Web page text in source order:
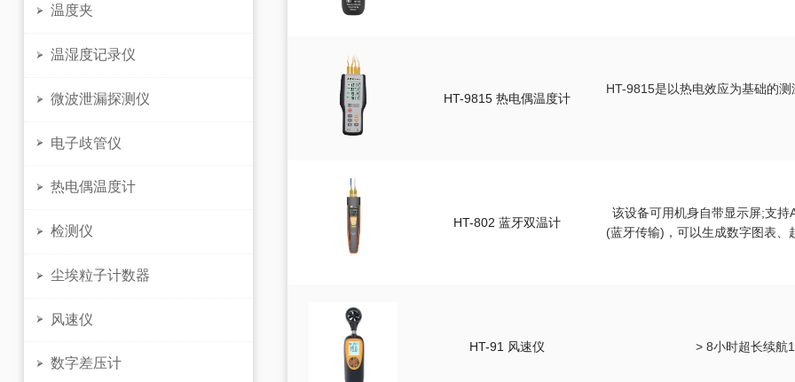
 温度夹
 温湿度记录仪
 微波泄漏探测仪
 电子歧管仪
 热电偶温度计
 检测仪
 尘埃粒子计数器
 风速仪
 数字差压计
HT-9815 热电偶温度计
HT-9815是以热电效应为基础的
HT-802 蓝牙双温计
该设备可用机身自带显示屏;支
(蓝牙传输)，可以生成数字图表
HT-91 风速仪 > 8小时超长续航